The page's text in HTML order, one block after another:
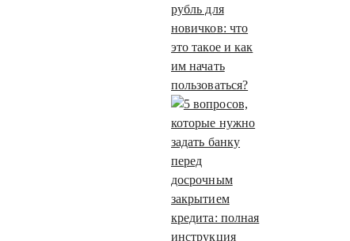
рубль для
новичков: что
это такое и как
им начать
пользоваться?